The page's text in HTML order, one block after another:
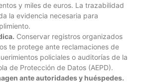
y miles de euros. La trazabilidad
la evidencia necesaria para
Conservar registros organizados
te protege ante reclamaciones de
policiales o auditorías de la
de Protección de Datos (AEPD).
ante autoridades y huéspedes.